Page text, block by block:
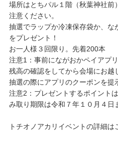
場所はとちパル１階（秋葉神社前
注意ください。
抽選でラップか冷凍保存袋か、な
をプレゼント！
お一人様３回限り。先着200本
注意1： 事前にながおかペイアプ
残高の確認をしてから会場にお越
抽選の際にアプリのクーポンを提
注意2： プレゼントするポイント
み取り期限は令和７年１０月４日
トチオノアカリイベントの詳細は